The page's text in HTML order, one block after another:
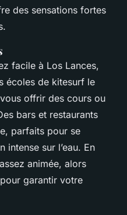
des sensations fortes
facile à Los Lances,
écoles de kitesurf le
offrir des cours ou
bars et restaurants
parfaits pour se
intense sur l’eau. En
animée, alors
garantir votre